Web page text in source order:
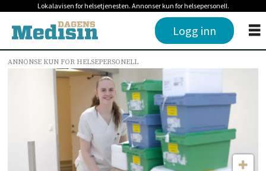
Lokalavisen for helsetjenesten. Annonser kun for helsepersonell.
Logg inn
oppgavedeling
ANNONSE KUN FOR HELSEPERSONELL